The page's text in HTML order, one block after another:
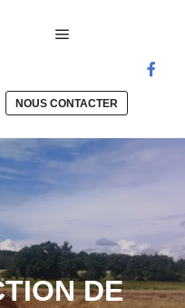
NOUS CONTACTER
DE